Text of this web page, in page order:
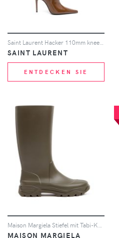
Saint Laurent Hacker 110mm knee-high boots - Braun
SAINT LAURENT
ENTDECKEN SIE
MAISON MARGIELA